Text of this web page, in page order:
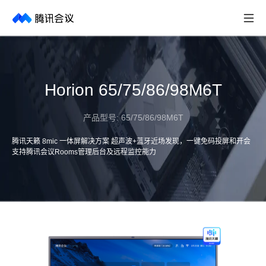
取消
Horion 65/75/86/98M6T
产品型号:65/75/86/98M6T
腾讯天籁 8mic 一体屏解决方案 超声波+蓝牙近场发现，一键免码投屏和开会
支持腾讯会议Rooms管理后台及远程监控能力